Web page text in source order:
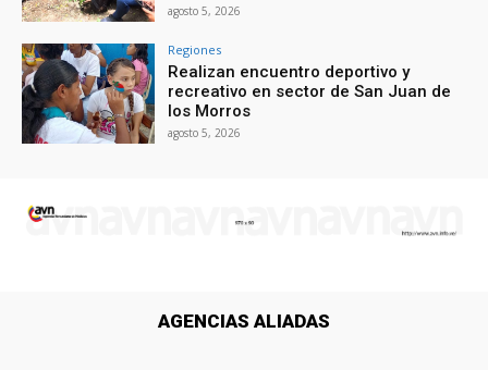
agosto 5, 2026
Regiones
Realizan encuentro deportivo y
recreativo en sector de San Juan de
los Morros
agosto 5, 2026
AGENCIAS ALIADAS